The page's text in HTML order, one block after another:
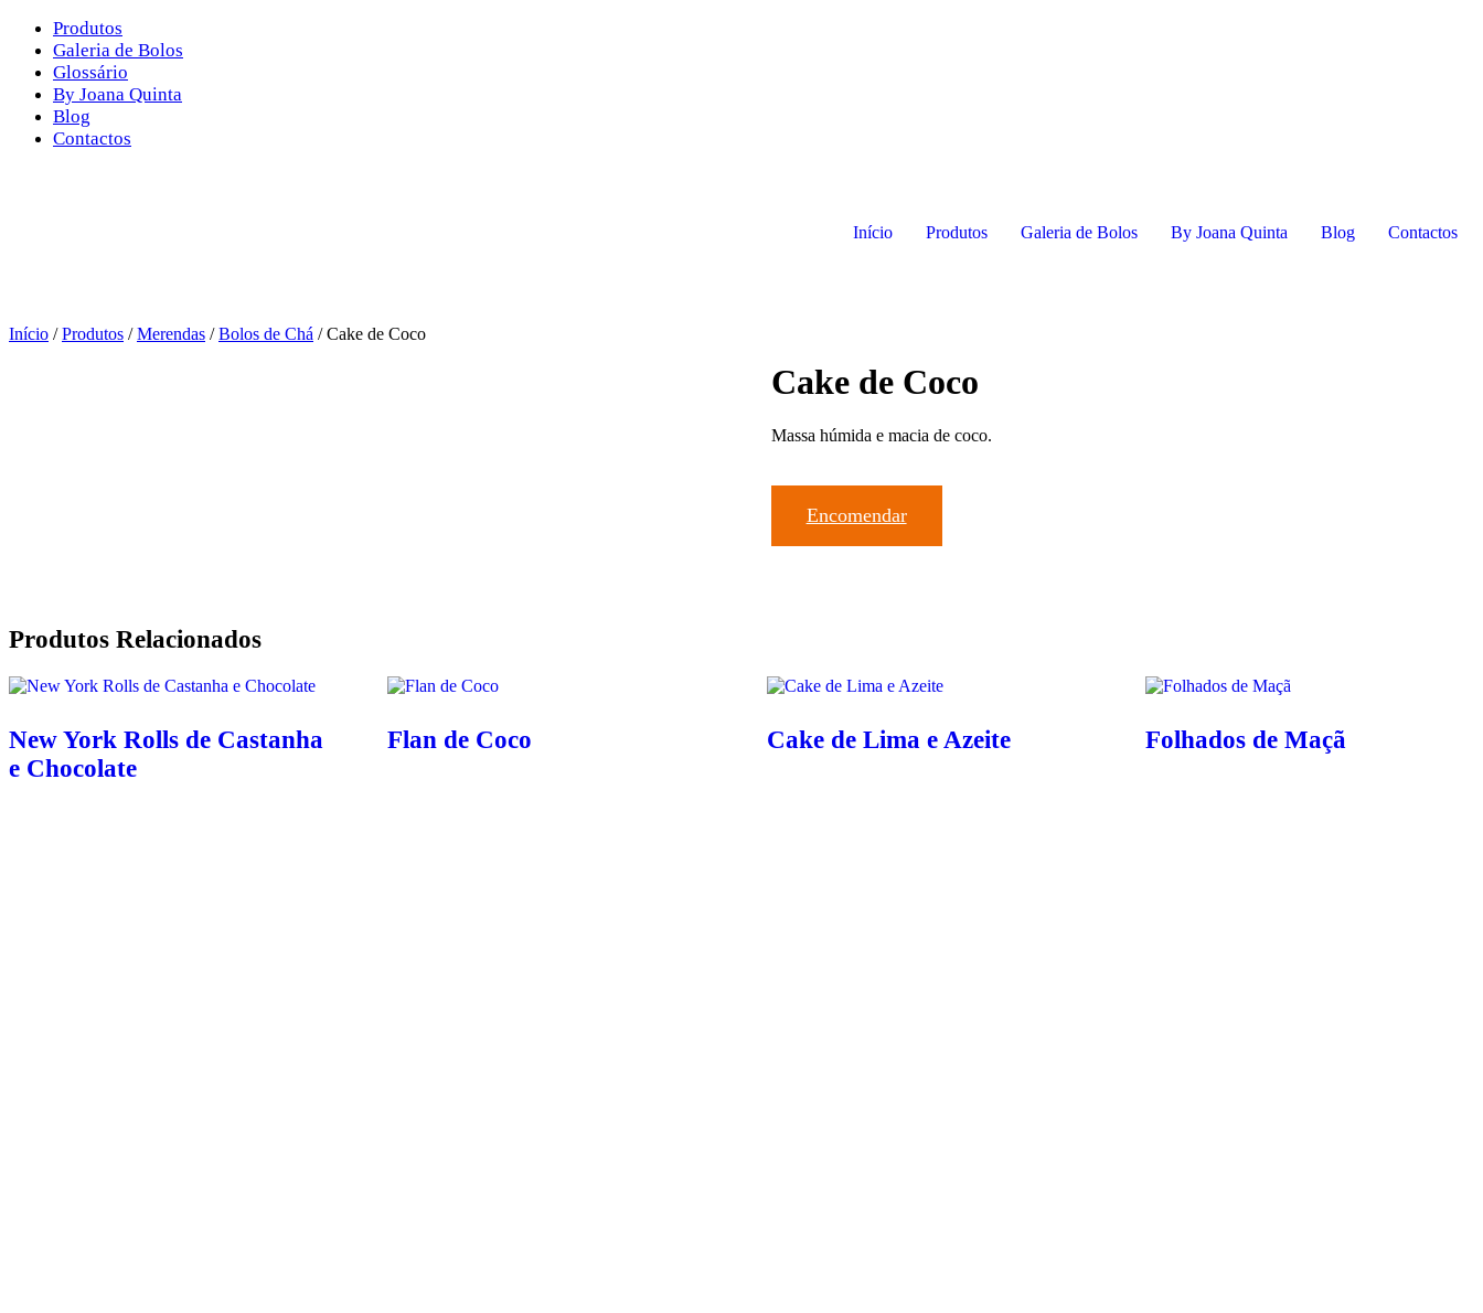
Produtos
Galeria de Bolos
Glossário
By Joana Quinta
Blog
Contactos
Início Produtos Galeria de Bolos By Joana Quinta Blog Contactos
Início /Produtos /Merendas /Bolos de Chá / Cake de Coco
Cake de Coco
Massa húmida e macia de coco.
Encomendar
Produtos Relacionados
New York Rolls de Castanha
e Chocolate
Flan de Coco Cake de Lima e Azeite Folhados de Maçã